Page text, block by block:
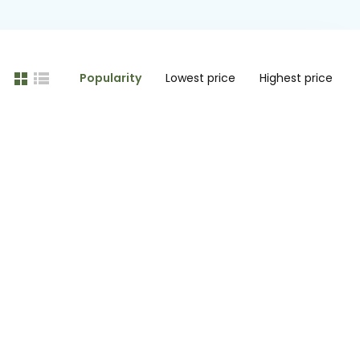
Popularity Lowest price Highest price